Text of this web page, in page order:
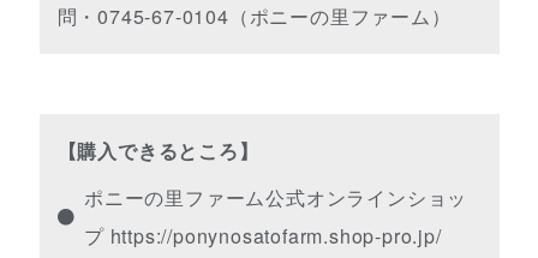
問・0745-67-0104（ポニーの里ファーム）
【購入できるところ】
ポニーの里ファーム公式オンラインショッ
プ https://ponynosatofarm.shop-pro.jp/